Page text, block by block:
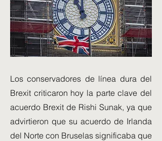
Los conservadores de línea dura del
Brexit criticaron hoy la parte clave del
acuerdo Brexit de Rishi Sunak, ya que
advirtieron que su acuerdo de Irlanda
del Norte con Bruselas significaba que